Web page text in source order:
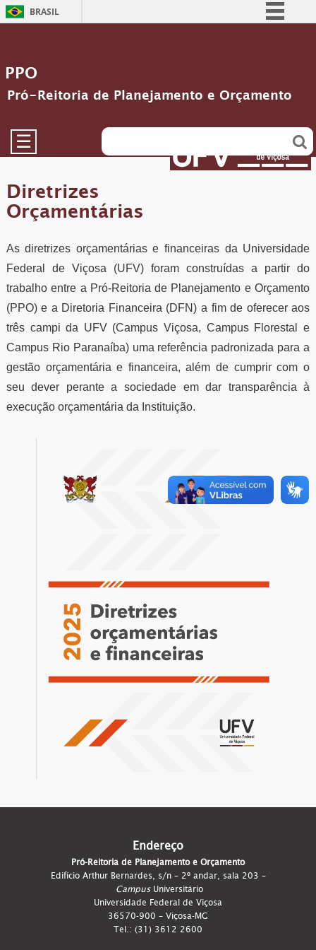
BRASIL
Acesso à informação
Legislação
PPO
Pró-Reitoria de Planejamento e Orçamento
☰
Diretrizes
Orçamentárias
As diretrizes orçamentárias e financeiras da Universidade
Federal de Viçosa (UFV) foram construídas a partir do
trabalho entre a Pró-Reitoria de Planejamento e Orçamento
(PPO) e a Diretoria Financeira (DFN) a fim de oferecer aos
três campi da UFV (Campus Viçosa, Campus Florestal e
Campus Rio Paranaíba) uma referência padronizada para a
gestão orçamentária e financeira, além de cumprir com o
seu dever perante a sociedade em dar transparência à
execução orçamentária da Instituição.
Endereço
Pró-Reitoria de Planejamento e Orçamento
Edifício Arthur Bernardes, s/n – 2º andar, sala 203 –
CampusUniversitário
Universidade Federal de Viçosa
36570-900 – Viçosa-MG
Tel.: (31) 3612 2600